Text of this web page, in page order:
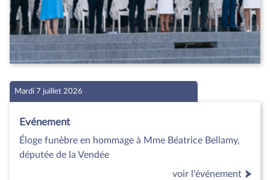
Mardi 7 juillet 2026
Evénement
Éloge funèbre en hommage à Mme Béatrice Bellamy,
députée de la Vendée
voir l'événement